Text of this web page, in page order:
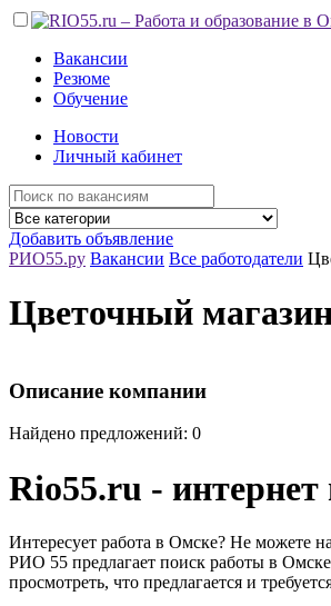
Вакансии
Резюме
Обучение
Новости
Личный кабинет
Добавить объявление
РИО55.ру Вакансии Все работодатели
Цветочный
Описание компании
Найдено предложений: 0
Rio55.ru -
Интересует работа в Омске? Не можете
РИО 55 предлагает поиск работы в
просмотреть, что предлагается и